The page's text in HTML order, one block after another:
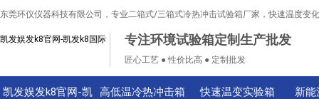
东莞环仪仪器科技有限公司，专业二箱式/三箱式冷热冲击试验箱厂家，快速温度变
凯发娱发k8官网-凯发k8国际 专注环境试验箱定制生产批发
匠心工艺 ● 性价比高 ● 定制批发
凯发娱发k8官网-凯 高低温冷热冲击箱 快速温变实验箱 新